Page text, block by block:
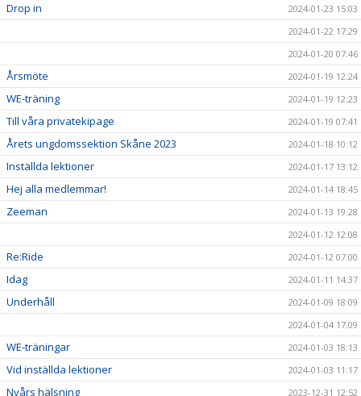
Drop in
2024-01-23 15:03
2024-01-22 17:29
2024-01-20 07:46
Årsmöte 2024-01-19 12:24
WE-träning 2024-01-19 12:23
Till våra privatekipage 2024-01-19 07:41
Årets ungdomssektion Skåne 2023 2024-01-18 10:12
Inställda lektioner 2024-01-17 13:12
Hej alla medlemmar! 2024-01-14 18:45
Zeeman
2024-01-13 19:28
2024-01-12 12:08
Re:Ride 2024-01-12 07:00
Idag 2024-01-11 14:37
Underhåll
2024-01-09 18:09
2024-01-04 17:09
WE-träningar 2024-01-03 18:13
Vid inställda lektioner 2024-01-03 11:17
Nyårs hälsning 2023-12-31 12:52